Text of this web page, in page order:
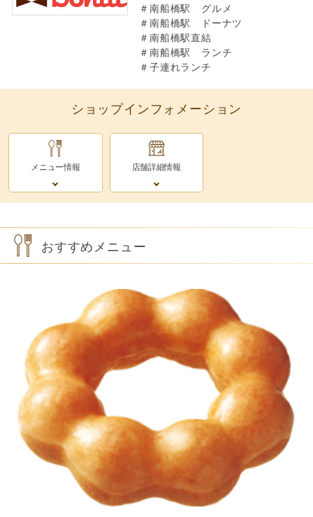
＃南船橋駅 グルメ
＃南船橋駅 ドーナツ
＃南船橋駅直結
＃南船橋駅 ランチ
＃子連れランチ
ショップインフォメーション
メニュー情報 店舗詳細情報
おすすめメニュー